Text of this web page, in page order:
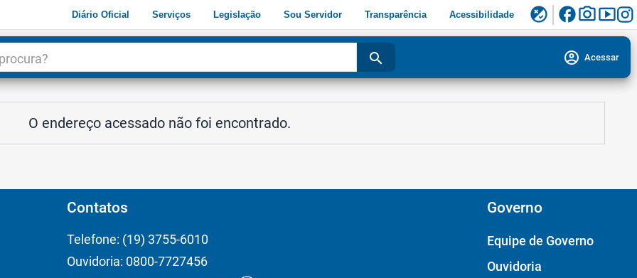
Diário Oficial Serviços Legislação Sou Servidor Transparência Acessibilidade flaky facebookphoto_camerasmart_display
search account_circle Acessar
O endereço acessado não foi encontrado.
Contatos
Telefone: (19) 3755-6010
Ouvidoria: 0800-7727456
Governo
Equipe de Governo
Ouvidoria